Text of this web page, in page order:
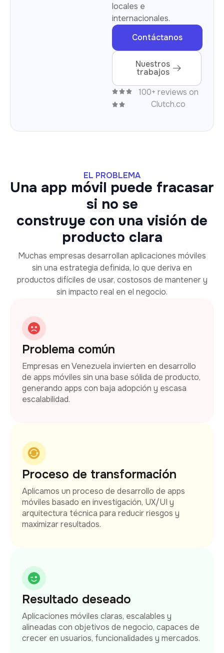
locales e
internacionales.
Contáctanos
Nuestros
trabajos
100+ reviews on
Clutch.co
EL PROBLEMA
Una app móvil puede fracasar
si no se
construye con una visión de
producto clara
Muchas empresas desarrollan aplicaciones móviles
sin una estrategia definida, lo que deriva en
productos difíciles de usar, costosos de mantener y
sin impacto real en el negocio.
Problema común
Empresas en Venezuela invierten en desarrollo
de apps móviles sin una base sólida de producto,
generando apps con baja adopción y escasa
escalabilidad.
Proceso de transformación
Aplicamos un proceso de desarrollo de apps
móviles basado en investigación, UX/UI y
arquitectura técnica para reducir riesgos y
maximizar resultados.
Resultado deseado
Aplicaciones móviles claras, escalables y
alineadas con objetivos de negocio, capaces de
crecer en usuarios, funcionalidades y mercados.